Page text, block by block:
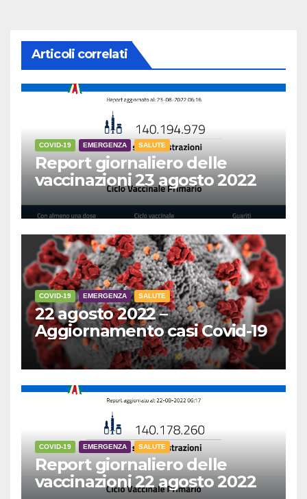
Articoli correlati
COVID-19 EMERGENZA SALUTE
Report giornaliero delle
vaccinazioni 23 agosto 2022
COVID-19 EMERGENZA SALUTE
22 agosto 2022 –
Aggiornamento casi Covid-19
COVID-19 EMERGENZA SALUTE
Report giornaliero delle
vaccinazioni 22 agosto 2022